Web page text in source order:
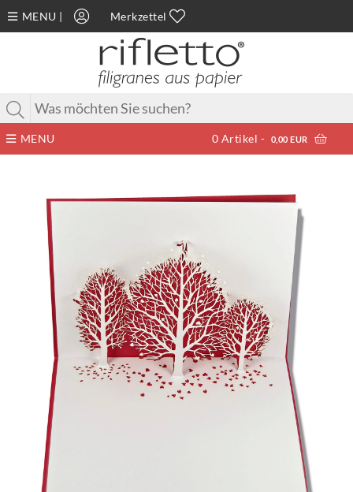
MENU Merkzettel
MENU 0 Artikel - 0,00 EUR